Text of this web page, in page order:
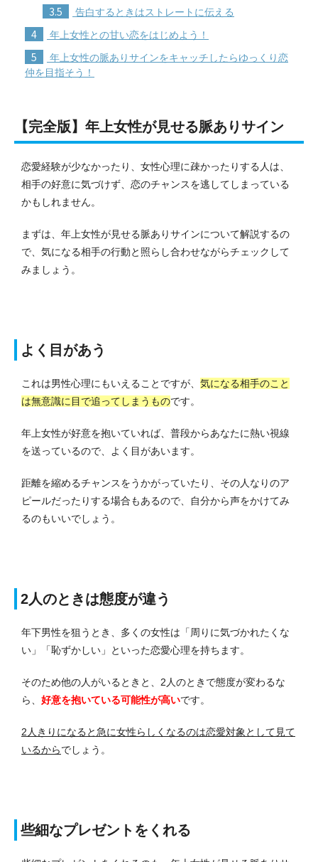
3.5 告白するときはストレートに伝える
4 年上女性との甘い恋をはじめよう！
5
年上女性の脈ありサインをキャッチしたらゆっくり恋
仲を目指そう！
【完全版】年上女性が見せる脈ありサイン
恋愛経験が少なかったり、女性心理に疎かったりする人は、
相手の好意に気づけず、恋のチャンスを逃してしまっている
かもしれません。
まずは、年上女性が見せる脈ありサインについて解説するの
で、気になる相手の行動と照らし合わせながらチェックして
みましょう。
よく目があう
これは男性心理にもいえることですが、 気になる相手のこと
は無意識に目で追ってしまうものです。
年上女性が好意を抱いていれば、普段からあなたに熱い視線
を送っているので、よく目があいます。
距離を縮めるチャンスをうかがっていたり、その人なりのア
ピールだったりする場合もあるので、自分から声をかけてみ
るのもいいでしょう。
2人のときは態度が違う
年下男性を狙うとき、多くの女性は「周りに気づかれたくな
い」「恥ずかしい」といった恋愛心理を持ちます。
そのため他の人がいるときと、2人のときで態度が変わるな
ら、 好意を抱いている可能性が高いです。
2人きりになると急に女性らしくなるのは恋愛対象として見て
いるからでしょう。
些細なプレゼントをくれる